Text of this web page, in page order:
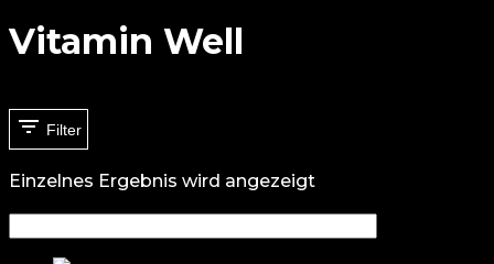
Vitamin Well
Filter
Einzelnes Ergebnis wird angezeigt